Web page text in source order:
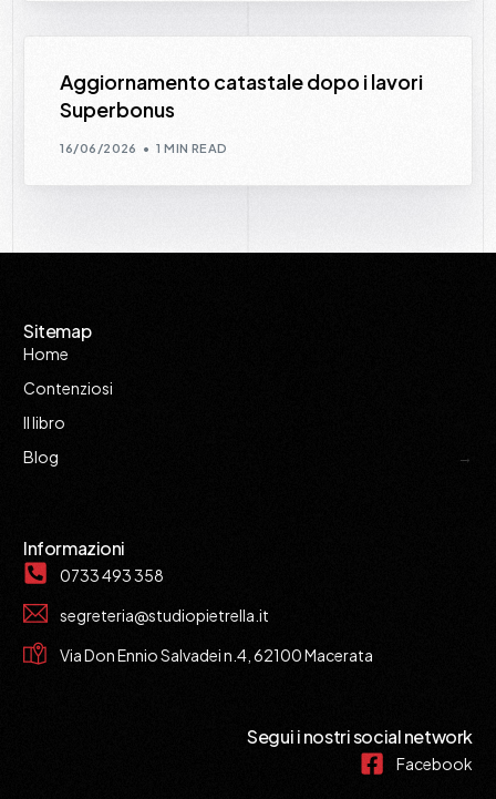
Aggiornamento catastale dopo i lavori
Superbonus
16/06/2026 1 MIN READ
Sitemap
Home
Contenziosi
Il libro
Blog
Informazioni
0733 493 358
segreteria@studiopietrella.it
Via Don Ennio Salvadei n.4, 62100 Macerata
Segui i nostri social network
Facebook